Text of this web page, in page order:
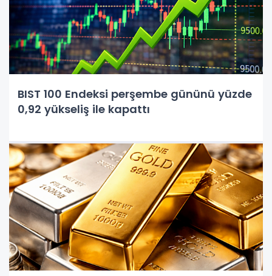
BIST 100 Endeksi perşembe gününü yüzde
0,92 yükseliş ile kapattı